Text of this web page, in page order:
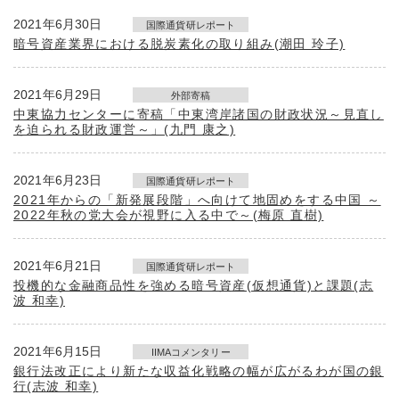
2021年6月30日 国際通貨研レポート
暗号資産業界における脱炭素化の取り組み(潮田 玲子)
2021年6月29日 外部寄稿
中東協力センターに寄稿「中東湾岸諸国の財政状況～見直し
を迫られる財政運営～」(九門 康之)
2021年6月23日 国際通貨研レポート
2021年からの「新発展段階」へ向けて地固めをする中国 ～
2022年秋の党大会が視野に入る中で～(梅原 直樹)
2021年6月21日 国際通貨研レポート
投機的な金融商品性を強める暗号資産(仮想通貨)と課題(志
波 和幸)
2021年6月15日 IIMAコメンタリー
銀行法改正により新たな収益化戦略の幅が広がるわが国の銀
行(志波 和幸)